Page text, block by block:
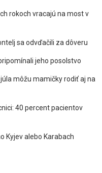
rokoch vracajú na most v
sa odvďačili za dôveru
jeho posolstvo
môžu mamičky rodiť aj na
40 percent pacientov
Kyjev alebo Karabach